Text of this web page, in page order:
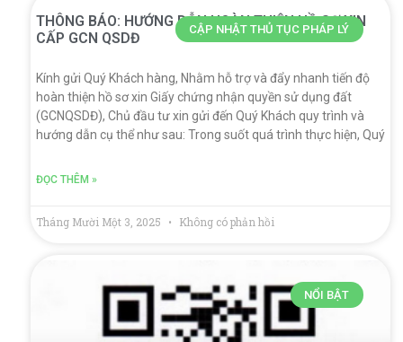
CẬP NHẬT THỦ TỤC PHÁP LÝ
THÔNG BÁO: HƯỚNG DẪN HOÀN THIỆN HỒ SƠ XIN
CẤP GCN QSDĐ
Kính gửi Quý Khách hàng, Nhằm hỗ trợ và đẩy nhanh tiến độ
hoàn thiện hồ sơ xin Giấy chứng nhận quyền sử dụng đất
(GCNQSDĐ), Chủ đầu tư xin gửi đến Quý Khách quy trình và
hướng dẫn cụ thể như sau: Trong suốt quá trình thực hiện, Quý
ĐỌC THÊM »
Tháng Mười Một 3, 2025 Không có phản hồi
NỔI BẬT